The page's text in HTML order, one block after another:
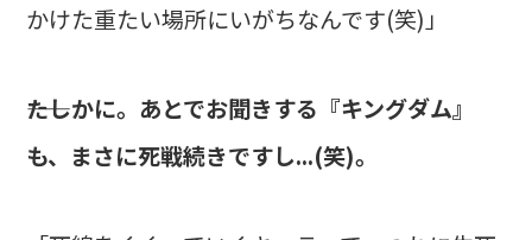
かけた重たい場所にいがちなんです(笑)」
――たしかに。あとでお聞きする『キングダム』
も、まさに死戦続きですし...(笑)。